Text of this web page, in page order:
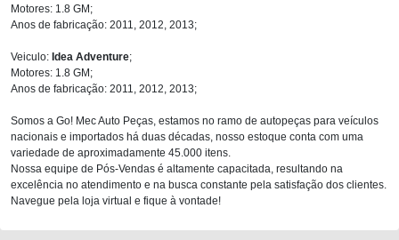
Motores: 1.8 GM;
Anos de fabricação: 2011, 2012, 2013;
Veiculo: Idea Adventure;
Motores: 1.8 GM;
Anos de fabricação: 2011, 2012, 2013;
Somos a Go! Mec Auto Peças, estamos no ramo de autopeças para veículos
nacionais e importados há duas décadas, nosso estoque conta com uma
variedade de aproximadamente 45.000 itens.
Nossa equipe de Pós-Vendas é altamente capacitada, resultando na
excelência no atendimento e na busca constante pela satisfação dos clientes.
Navegue pela loja virtual e fique à vontade!